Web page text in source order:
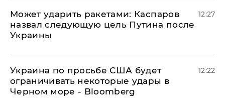
Может ударить ракетами: Каспаров
назвал следующую цель Путина после
Украины
12:27
Украина по просьбе США будет
ограничивать некоторые удары в
Черном море - Bloomberg
12:22